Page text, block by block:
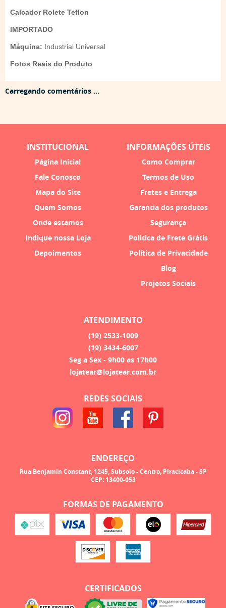
Calcador Rolete Teflon
IMPORTADO
Máquina: Industrial Universal
Fotos Reais do Produto
Carregando comentários ...
INSTITUCIONAL
Página Inicial
Fale Conosco
Mapa do Site
Quem Somos
Onde estamos
Indique nossa Loja
Depoimentos
INFORMAÇÕES ÚTEIS
Como Comprar
Termos de Uso
Fretes e Entrega
Garantia dos produtos
Segurança
Politica de Frete Grátis
Política de Privacidade
Blog
Projetos Sociais
ATENDIMENTO
(19) 2533-1009
(19) 3434-6007
Seg a Sex - 9h00 as 17h00
lojatear@lojatear.com.br
REDES SOCIAIS
ENDEREÇO
Rua Benjamin Constant, 1245, Subsolo-Centro, Piracicaba-SP
CEP: 13400-053
FORMAS DE PAGAMENTO
CERTIFICADOS